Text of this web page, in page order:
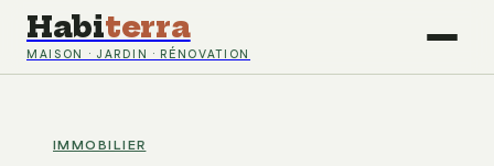
Habiterra
MAISON · JARDIN · RÉNOVATION
IMMOBILIER